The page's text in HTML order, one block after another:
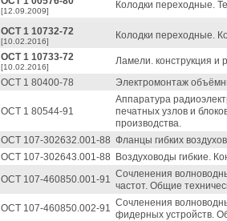
[12.09.2009]
Колодки переходные.
ОСТ 1 10732-72
[10.02.2016]
Колодки переходные.
ОСТ 1 10733-72
[10.02.2016]
Ламели. конструкция и
ОСТ 1 80400-78
Электромонтаж
ОСТ 1 80544-91
Аппаратура
печатных узлов и
производства.
ОСТ 107-302632.001-88 Фланцы гибких
ОСТ 107-302643.001-88
Воздуховоды гибкие.
ОСТ 107-460850.001-91 Сочленения
частот. Общие
ОСТ 107-460850.002-91 Сочленения
фидерных устройств.